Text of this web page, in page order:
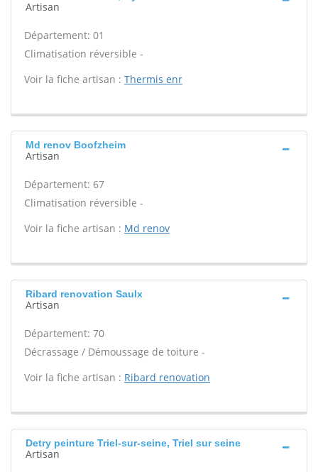
Artisan
Département: 01
Climatisation réversible -
Voir la fiche artisan : Thermis enr
Md renov Boofzheim
Artisan
Département: 67
Climatisation réversible -
Voir la fiche artisan : Md renov
Ribard renovation Saulx
Artisan
Département: 70
Décrassage / Démoussage de toiture -
Voir la fiche artisan : Ribard renovation
Detry peinture Triel-sur-seine, Triel sur seine
Artisan